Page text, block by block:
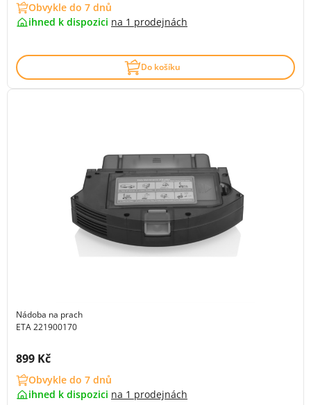
Obvykle do 7 dnů
ihned k dispozici na 1 prodejnách
Do košíku
Nádoba na prach
ETA 221900170
Cena s DPH:
899 Kč
Obvykle do 7 dnů
ihned k dispozici na 1 prodejnách